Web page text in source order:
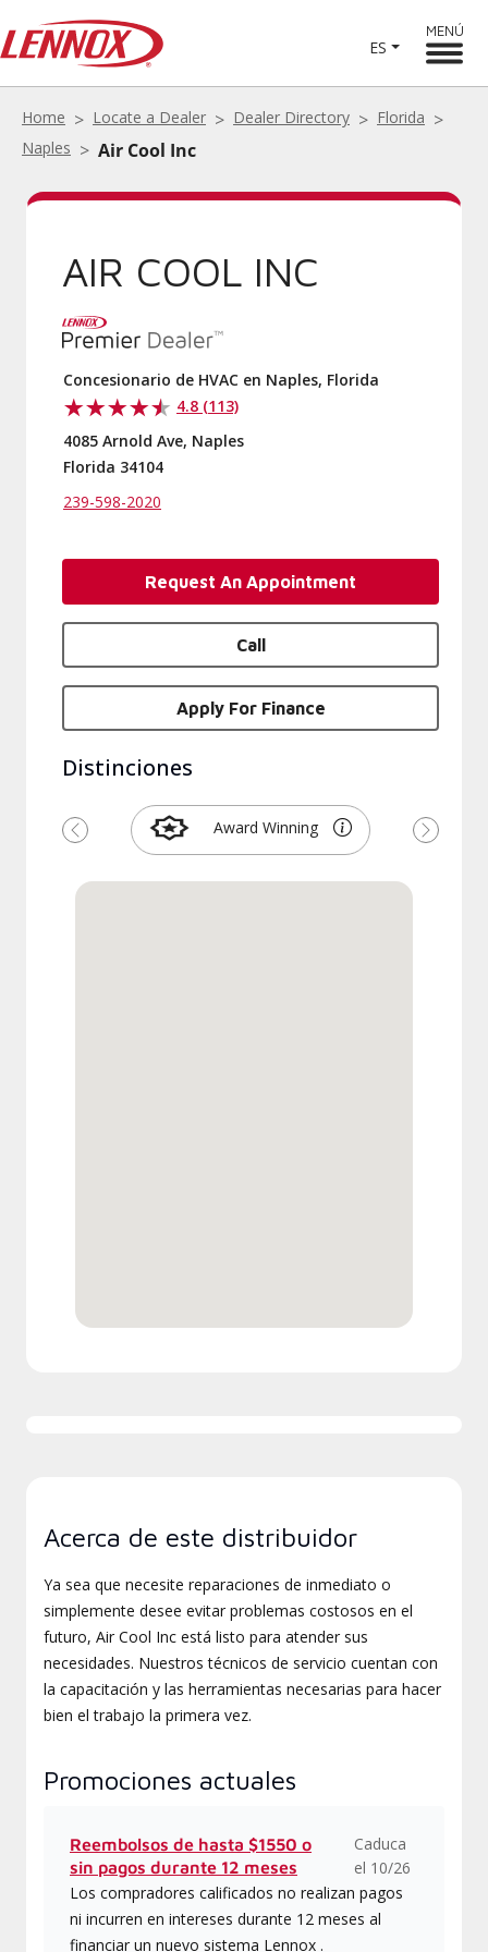
ES
MENÚ
Home Locate a Dealer Dealer Directory
Florida
Naples
Air Cool Inc
AIR COOL INC
Concesionario de HVAC en Naples, Florida
4.8 (113)
4085 Arnold Ave, Naples
Florida 34104
239-598-2020
Request An Appointment
Call
Apply For Finance
Distinciones
Award Winning
Previous Next
Acerca de este distribuidor
Ya sea que necesite reparaciones de inmediato o
simplemente desee evitar problemas costosos en el
futuro, Air Cool Inc está listo para atender sus
necesidades. Nuestros técnicos de servicio cuentan con
la capacitación y las herramientas necesarias para hacer
bien el trabajo la primera vez.
Promociones actuales
Reembolsos de hasta $1550 o
sin pagos durante 12 meses
Caduca
el 10/26
Los compradores calificados no realizan pagos
ni incurren en intereses durante 12 meses al
financiar un nuevo sistema Lennox .